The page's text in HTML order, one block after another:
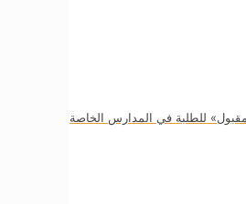
للطلبة في المدارس الخاصة